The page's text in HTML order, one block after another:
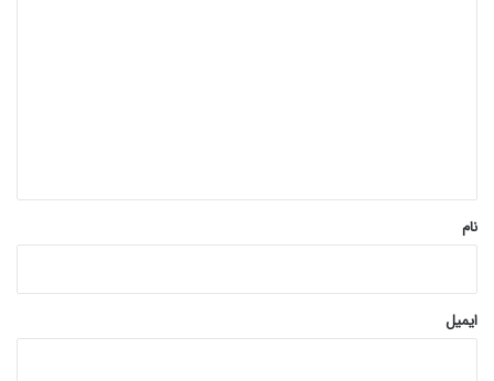
نام
ایمیل